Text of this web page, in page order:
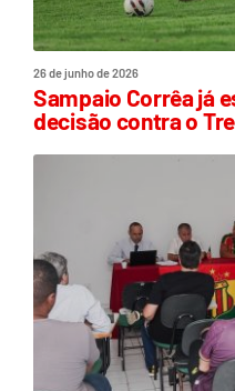
26 de junho de 2026
Sampaio Corrêa já
decisão contra o